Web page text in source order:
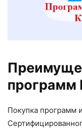
программ
Покупка программ